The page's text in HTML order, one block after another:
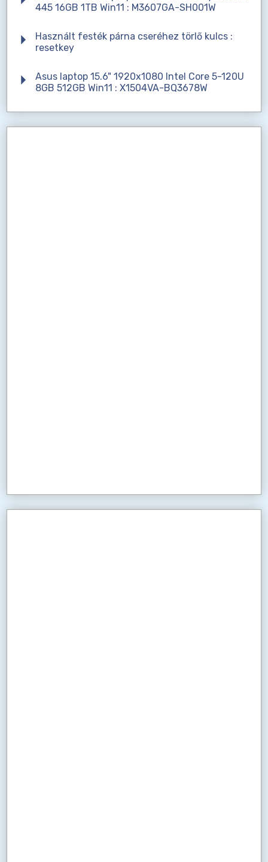
445 16GB 1TB Win11 : M3607GA-SH001W
Használt festék párna cseréhez törlő kulcs :
resetkey
Asus laptop 15.6" 1920x1080 Intel Core 5-120U
8GB 512GB Win11 : X1504VA-BQ3678W